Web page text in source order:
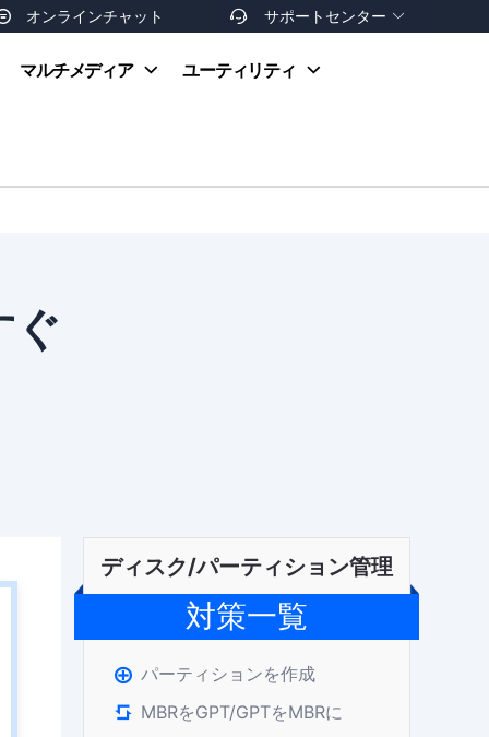
オンラインチャット  サポートセンター 
お支払い方法
マルチメディア ユーティリティ
ぐ
ディスク/パーティション管理
対策一覧
 パーティションを作成
 MBRをGPT/GPTをMBRに